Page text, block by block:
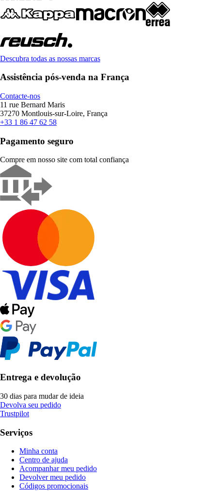
Descubra todas as nossas marcas
Assistência pós-venda na França
Contacte-nos
11 rue Bernard Maris
37270 Montlouis-sur-Loire, França
+33 1 86 47 62 58
Pagamento seguro
Compre em nosso site com total confiança
Entrega e devolução
30 dias para mudar de ideia
Devolva seu pedido
Trustpilot
Serviços
Minha conta
Centro de ajuda
Acompanhar meu pedido
Devolver meu pedido
Códigos promocionais